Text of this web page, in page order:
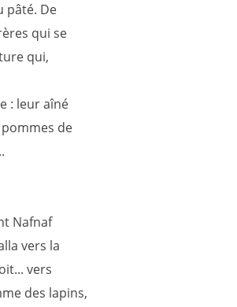
pâté. De
qui se
qui,
: leur aîné
de
Nafnaf
vers la
vers
des lapins,